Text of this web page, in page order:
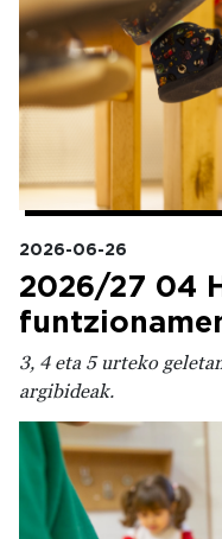
2026-06-26
2026/27 04
3, 4 eta 5 urteko
argibideak.
Irudia